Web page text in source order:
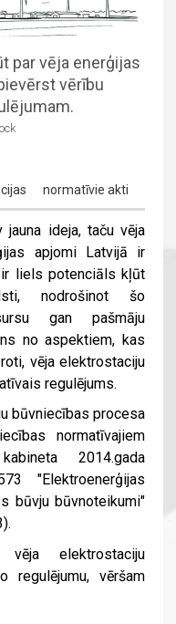
par vēja enerģijas
vērību
normatīvie akti
jauna ideja, taču vēja
apjomi Latvijā ir
liels potenciāls kļūt
nodrošinot šo
gan pašmāju
no aspektiem, kas
vēja elektrostaciju
regulējums.
būvniecības procesa
normatīvajiem
2014.gada
"Elektroenerģijas
būvju būvnoteikumi"
elektrostaciju
regulējumu, vēršam